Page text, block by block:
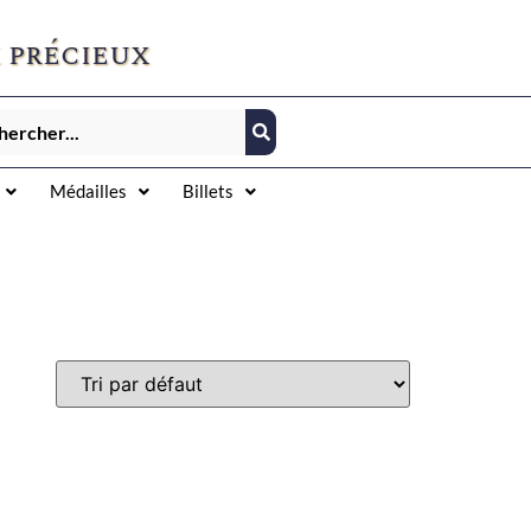
précieux
Médailles Billets